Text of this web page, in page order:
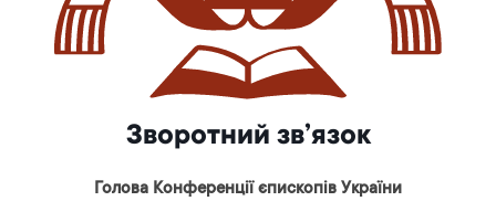
Зворотний зв’язок
Голова Конференції єпископів України